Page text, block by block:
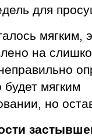
для
мягким,
на
мягким
но